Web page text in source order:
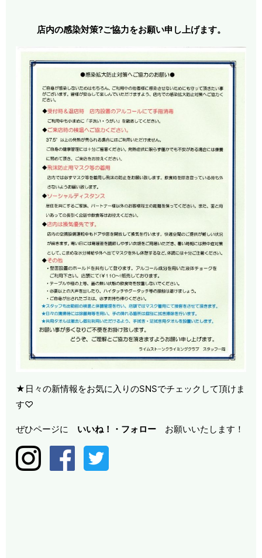
店内の感染対策?ご協力をお願い申し上げます。
★日々の新情報をお気に入りのSNSでチェックして頂けま
す♡
ぜひページに いいね！・ フォロー お願いいたします！